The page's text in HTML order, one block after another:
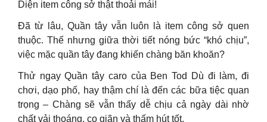
Diện item công sở thật thoải mái!
Đã từ lâu, Quần tây vẫn luôn là item công sở quen
thuộc. Thế nhưng giữa thời tiết nóng bức “khó chịu”,
việc mặc quần tây đang khiến chàng băn khoăn?
Thử ngay Quần tây caro của Ben Tod Dù đi làm, đi
chơi, dạo phố, hay thậm chí là đến các bữa tiệc quan
trọng – Chàng sẽ vẫn thấy dễ chịu cả ngày dài nhờ
chất vải thoáng, co giãn và thấm hút tốt.